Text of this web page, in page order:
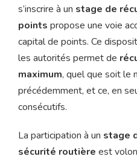
s’inscrire à un stage de
points propose une voie
capital de points. Ce
les autorités permet de
maximum, quel que soit le
précédemment, et ce, en
consécutifs.
La participation à un stage
sécurité routière est